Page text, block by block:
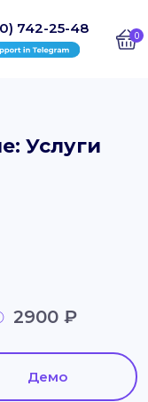
742-25-48 0
Услуги
2900 ₽
Демо